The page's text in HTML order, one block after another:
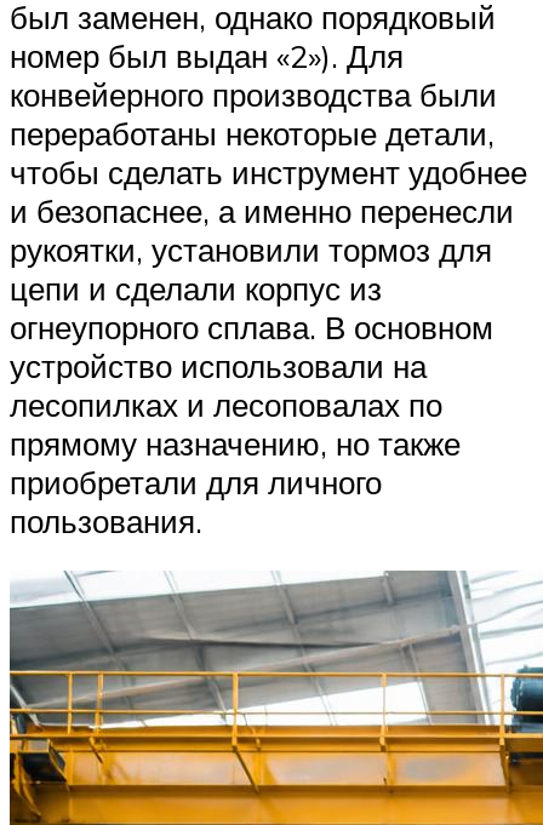
был заменен, однако порядковый
номер был выдан «2»). Для
конвейерного производства были
переработаны некоторые детали,
чтобы сделать инструмент удобнее
и безопаснее, а именно перенесли
рукоятки, установили тормоз для
цепи и сделали корпус из
огнеупорного сплава. В основном
устройство использовали на
лесопилках и лесоповалах по
прямому назначению, но также
приобретали для личного
пользования.